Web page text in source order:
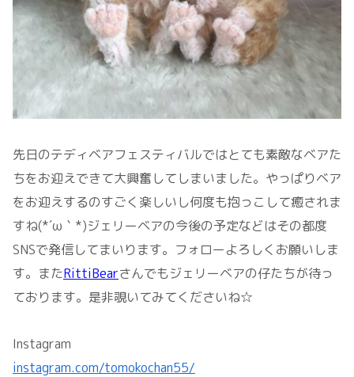
先日のテディベアフェスティバルではとても素敵なベアた
ちをお迎えできて大興奮してしまいました。やっぱりベア
をお迎えするのすごく楽しいし何度も抱っこして癒されま
すね(*´ω｀*)ジェリーベアの今後の予定などはその都度
SNSで発信してまいります。フォローよろしくお願いしま
す。またRittiBearさんでもジェリーベアの仔たちが待っ
ております。是非覗いてみてくださいね☆
Instagram
instagram.com/tomokochan55/